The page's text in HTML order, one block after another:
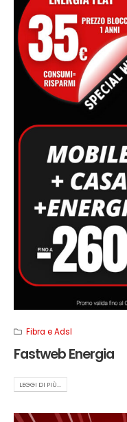
Fibra e Adsl
Fastweb Energia
LEGGI DI PIÙ...